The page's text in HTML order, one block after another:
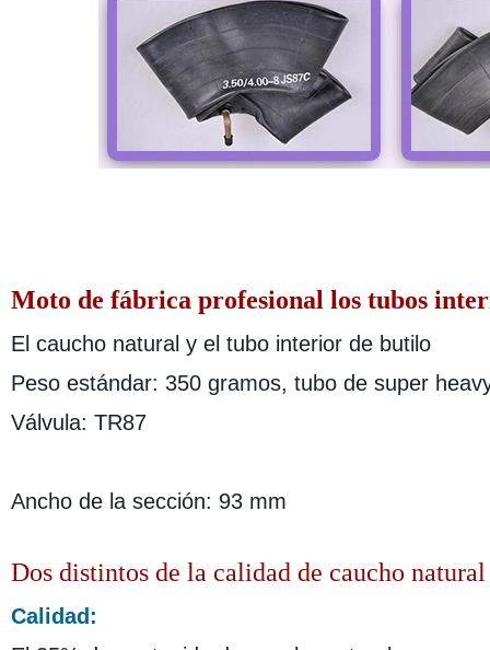
Moto de fábrica profesional los tubos
El caucho natural y el tubo interior de butilo
Peso estándar: 350 gramos, tubo de super
Válvula: TR87
Ancho de la sección: 93 mm
Dos distintos de la calidad de caucho
Calidad: